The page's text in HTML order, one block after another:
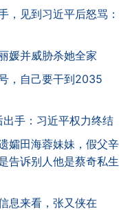
，见到习近平后怒骂：
媛并威胁杀她全家
，自己要干到2035
手：习近平权力终结
孀田海蓉妹妹，假父辛
告诉别人他是蔡奇私生
息来看，张又侠在